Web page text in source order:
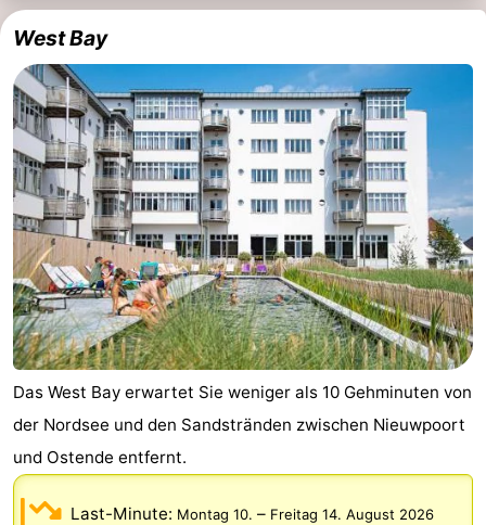
West Bay
Das West Bay erwartet Sie weniger als 10 Gehminuten von
der Nordsee und den Sandstränden zwischen Nieuwpoort
und Ostende entfernt.
Last-Minute: Montag 10. – Freitag 14. August 2026